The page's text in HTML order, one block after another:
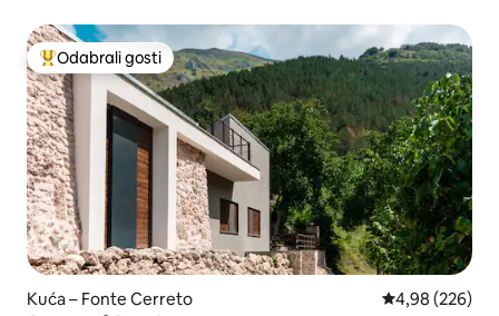
Među najviše rangiranima s oznakom „Odabrali gosti”
Odabrali gosti
Kuća – Fonte Cerreto Prosječna
4,98 (226)